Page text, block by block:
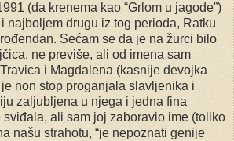
(da krenema kao “Grlom u jagode”)
najboljem drugu iz tog perioda, Ratku
Sećam se da je na žurci bilo
ne previše, ali od imena sam
i Magdalena (kasnije devojka
non stop proganjala slavljenika i
zaljubljena u njega i jedna fina
ali sam joj zaboravio ime (toliko
našu strahotu, “je nepoznati genije